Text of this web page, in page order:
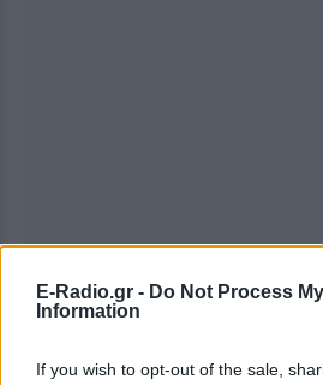
E-Radio.gr - Do Not Process
Information
If you wish to opt-out of the sale,